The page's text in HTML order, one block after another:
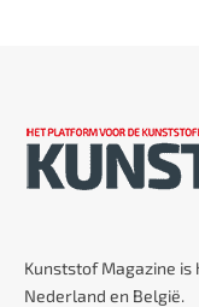
Kunststof Magazine
Nederland en België.